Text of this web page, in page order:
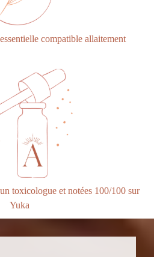
compatible allaitement
toxicologue et notées 100/100 sur
Yuka